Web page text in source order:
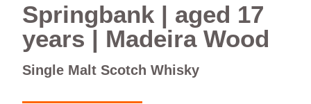
Springbank | aged 17
years | Madeira Wood
Single Malt Scotch Whisky